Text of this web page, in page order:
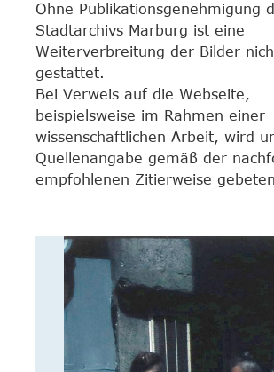
Ohne Publikationsgenehmigung
Stadtarchivs Marburg ist eine
Weiterverbreitung der Bilder
gestattet.
Bei Verweis auf die Webseite,
beispielsweise im Rahmen einer
wissenschaftlichen Arbeit, wird
Quellenangabe gemäß der
empfohlenen Zitierweise